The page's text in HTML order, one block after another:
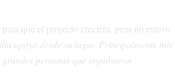
que el proyecto creciera, pero no estuvo
apoyó desde su lugar. Principalmente mis
personas que impulsaron